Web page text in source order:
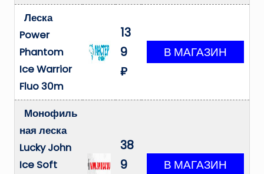
Леска
Power
Phantom
Ice Warrior
Fluo 30m
13
9
₽
Монофиль
ная леска
Lucky John
Ice Soft
38
9